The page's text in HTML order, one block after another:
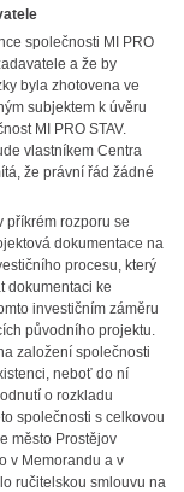
společnosti MI PRO
a že by
byla zhotovena ve
subjektem k úvěru
MI PRO STAV.
vlastníkem Centra
že právní řád žádné
příkrém rozporu se
dokumentace na
procesu, který
dokumentaci ke
investičním záměru
původního projektu.
založení společnosti
neboť do ní
o rozkladu
společnosti s celkovou
město Prostějov
v Memorandu a v
ručitelskou smlouvu na